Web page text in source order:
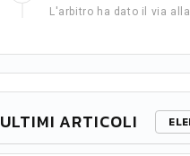
L'arbitro ha dato il via
ULTIMI ARTICOLI